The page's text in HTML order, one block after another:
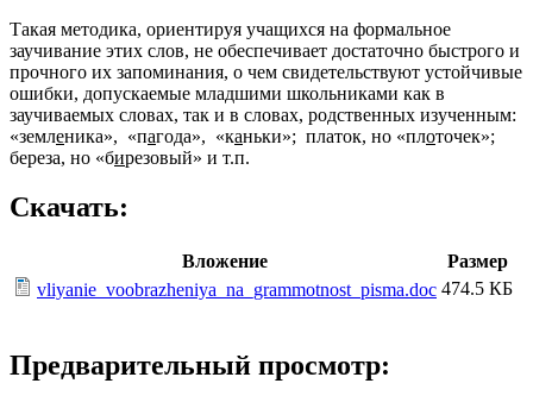
Такая методика, ориентируя учащихся на формальное
заучивание этих слов, не обеспечивает достаточно быстрого и
прочного их запоминания, о чем свидетельствуют устойчивые
ошибки, допускаемые младшими школьниками как в
заучиваемых словах, так и в словах, родственных изученным:
«земленика», «пагода», «каньки»; платок, но «плоточек»;
береза, но «бирезовый» и т.п.
Скачать:
Вложение
Размер
vliyanie_voobrazheniya_na_grammotnost_pisma.doc 474.5 КБ
Предварительный просмотр: